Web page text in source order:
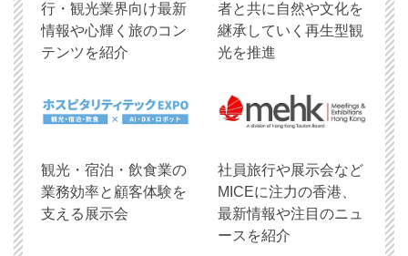
行・観光業界向け最新
情報や心輝く旅のコン
テンツを紹介
者と共に自然や文化を
継承していく再生型観
光を推進
観光・宿泊・飲食業の
業務効率と顧客体験を
支える展示会
社員旅行や展示会など
MICEに注力の香港、
最新情報や注目のニュ
ースを紹介